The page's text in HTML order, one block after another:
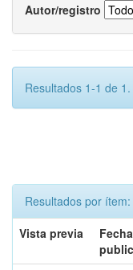
Autor/registro
Resultados 1-1 de 1.
Resultados por ítem:
Vista previa